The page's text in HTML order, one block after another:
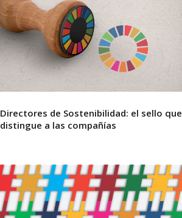
Directores de Sostenibilidad: el sello que
distingue a las compañías